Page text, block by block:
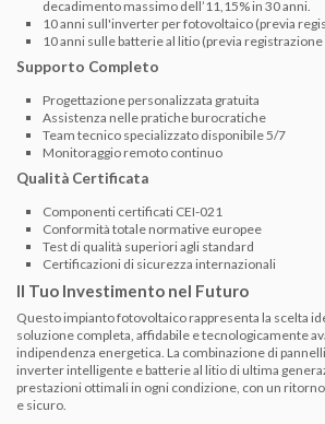
decadimento massimo dell’11,15% in 30 anni.
10 anni sull'inverter per fotovoltaico (previa
10 anni sulle batterie al litio (previa
Supporto Completo
Progettazione personalizzata gratuita
Assistenza nelle pratiche burocratiche
Team tecnico specializzato disponibile 5/7
Monitoraggio remoto continuo
Qualità Certificata
Componenti certificati CEI-021
Conformità totale normative europee
Test di qualità superiori agli standard
Certificazioni di sicurezza internazionali
Il Tuo Investimento nel Futuro
Questo impianto fotovoltaico rappresenta la scelta
soluzione completa, affidabile e tecnologicamente
indipendenza energetica. La combinazione di
inverter intelligente e batterie al litio di ultima
prestazioni ottimali in ogni condizione, con un
e sicuro.